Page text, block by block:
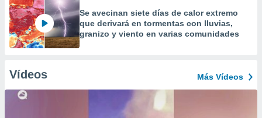
Se avecinan siete días de calor extremo
que derivará en tormentas con lluvias,
granizo y viento en varias comunidades
Vídeos Más Vídeos